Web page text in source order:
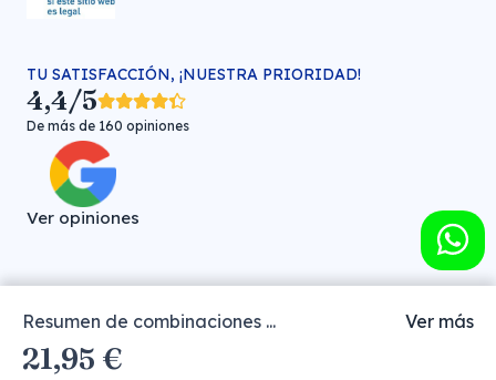
Resumen de combinaciones ... Ver más
21,95 €
TU SATISFACCIÓN, ¡NUESTRA PRIORIDAD!
4,4/5
De más de 160 opiniones
Ver opiniones
Farmacia veterinaria online © FARMA HIGIENE S.L. (CIF: B-
30706451)